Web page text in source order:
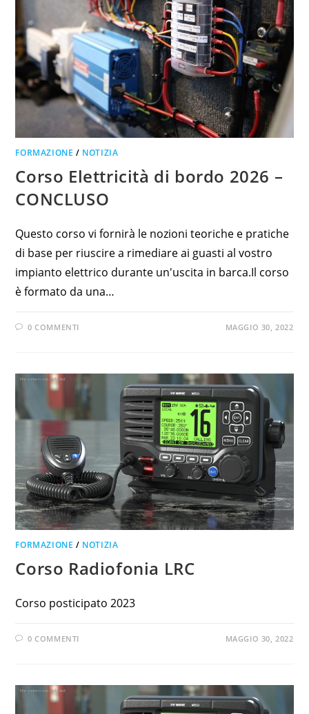
FORMAZIONE / NOTIZIA
Corso Elettricità di bordo 2026 –
CONCLUSO
Questo corso vi fornirà le nozioni teoriche e pratiche
di base per riuscire a rimediare ai guasti al vostro
impianto elettrico durante un'uscita in barca.Il corso
è formato da una…
0 COMMENTI MAGGIO 30, 2022
FORMAZIONE / NOTIZIA
Corso Radiofonia LRC
Corso posticipato 2023
0 COMMENTI MAGGIO 30, 2022